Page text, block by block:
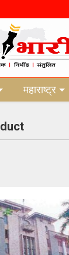
महाराष्ट्र